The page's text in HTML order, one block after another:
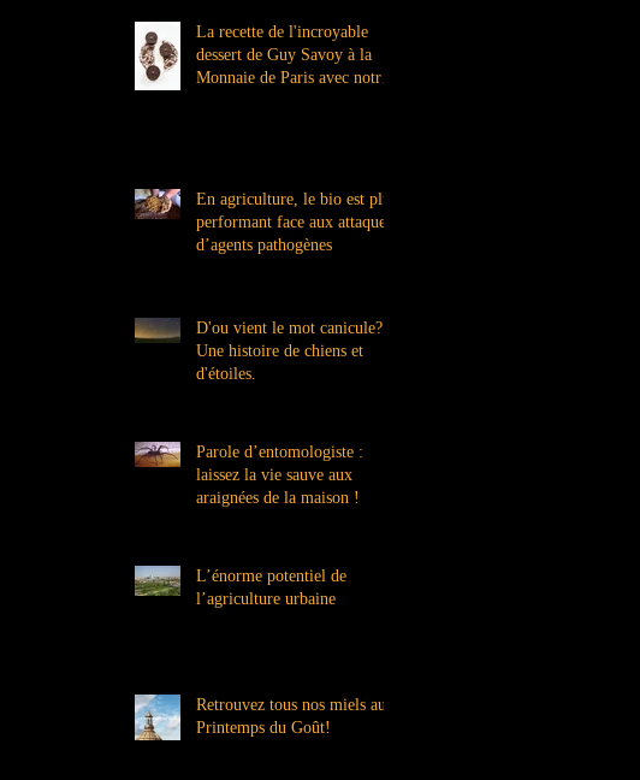
La recette de l'incroyable
dessert de Guy Savoy à la
Monnaie de Paris avec notre
En agriculture, le bio est plus
performant face aux attaques
d’agents pathogènes
D'ou vient le mot canicule?
Une histoire de chiens et
d'étoiles.
Parole d’entomologiste :
laissez la vie sauve aux
araignées de la maison !
L’énorme potentiel de
l’agriculture urbaine
Retrouvez tous nos miels au
Printemps du Goût!